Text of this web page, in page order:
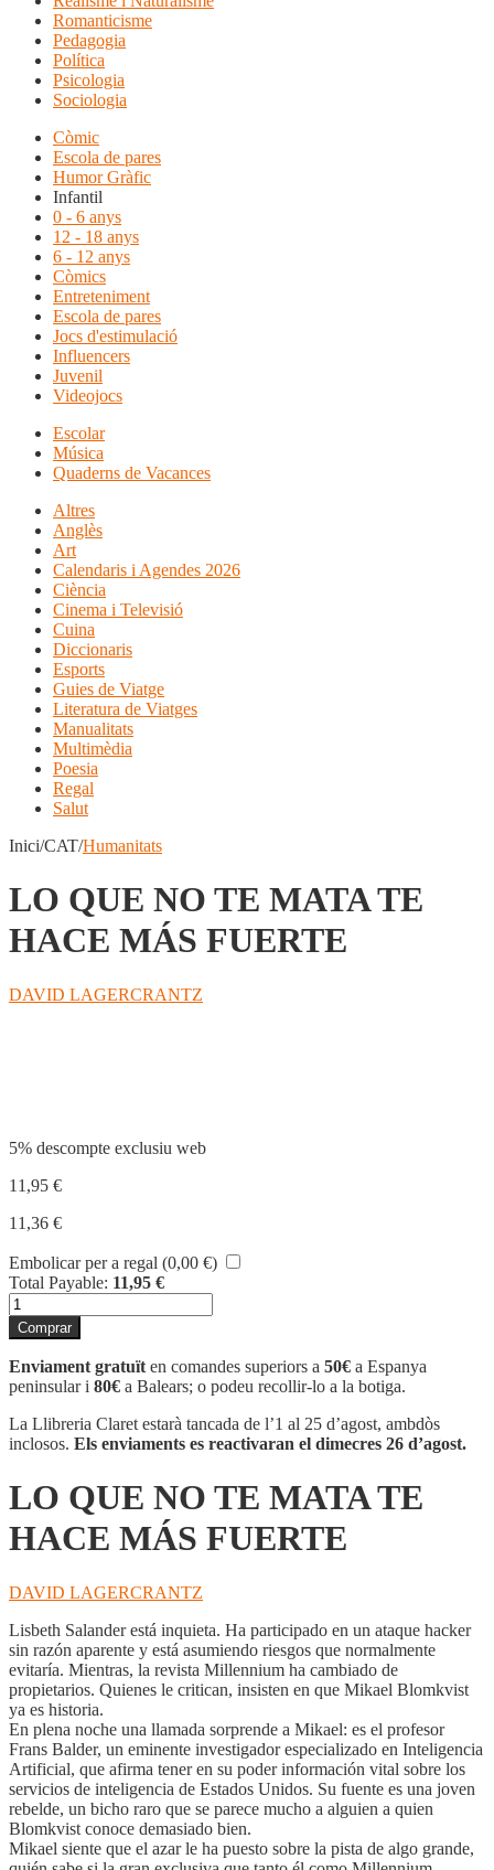
Romanticisme
Pedagogia
Política
Psicologia
Sociologia
Còmic
Escola de pares
Humor Gràfic
Infantil
0 - 6 anys
12 - 18 anys
6 - 12 anys
Còmics
Entreteniment
Escola de pares
Jocs d'estimulació
Influencers
Juvenil
Videojocs
Escolar
Música
Quaderns de Vacances
Altres
Anglès
Art
Calendaris i Agendes 2026
Ciència
Cinema i Televisió
Cuina
Diccionaris
Esports
Guies de Viatge
Literatura de Viatges
Manualitats
Multimèdia
Poesia
Regal
Salut
Inici/CAT/Humanitats
LO QUE NO TE MATA TE
HACE MÁS FUERTE
DAVID LAGERCRANTZ
5% descompte exclusiu web
11,95 €
11,36 €
Embolicar per a regal (0,00 €)
Total Payable: 11,95 €
quantitat
de
LO
QUE
NO
TE
MATA
TE
FUERTE
Comprar
Enviament gratuït en comandes superiors a 50€ a Espanya
peninsular i 80€ a Balears; o podeu recollir-lo a la botiga.
La Llibreria Claret estarà tancada de l’1 al 25 d’agost, ambdòs
inclosos. Els enviaments es reactivaran el dimecres 26 d’agost.
LO QUE NO TE MATA TE
HACE MÁS FUERTE
DAVID LAGERCRANTZ
Lisbeth Salander está inquieta. Ha participado en un ataque hacker
sin razón aparente y está asumiendo riesgos que normalmente
evitaría. Mientras, la revista Millennium ha cambiado de
propietarios. Quienes le critican, insisten en que Mikael Blomkvist
ya es historia.
En plena noche una llamada sorprende a Mikael: es el profesor
Frans Balder, un eminente investigador especializado en Inteligencia
Artificial, que afirma tener en su poder información vital sobre los
servicios de inteligencia de Estados Unidos. Su fuente es una joven
rebelde, un bicho raro que se parece mucho a alguien a quien
Blomkvist conoce demasiado bien.
Mikael siente que el azar le ha puesto sobre la pista de algo grande,